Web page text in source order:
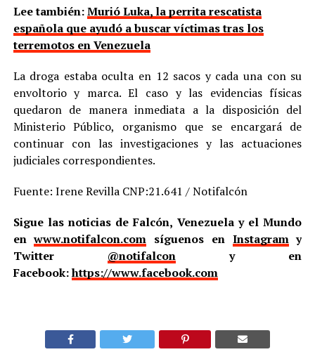
Lee también:Murió Luka, la perrita rescatista
española que ayudó a buscar víctimas tras los
terremotos en Venezuela
La droga estaba oculta en 12 sacos y cada una con su
envoltorio y marca. El caso y las evidencias físicas
quedaron de manera inmediata a la disposición del
Ministerio Público, organismo que se encargará de
continuar con las investigaciones y las actuaciones
judiciales correspondientes.
Fuente: Irene Revilla CNP:21.641 / Notifalcón
Sigue las noticias de Falcón, Venezuela y el Mundo
enwww.notifalcon.com síguenos en Instagramy
Twitter @notifalcony en
Facebook:https://www.facebook.com